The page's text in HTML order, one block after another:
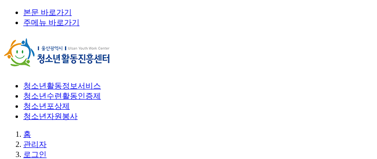
본문 바로가기
주메뉴 바로가기
청소년활동정보서비스
청소년수련활동인증제
청소년포상제
청소년자원봉사
홈
관리자
로그인